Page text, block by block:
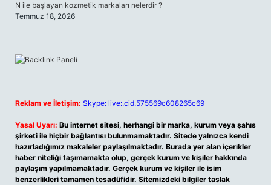
N ile başlayan kozmetik markaları nelerdir ?
Temmuz 18, 2026
Reklam ve İletişim: Skype: live:.cid.575569c608265c69
Yasal Uyarı: Bu internet sitesi, herhangi bir marka, kurum veya şahıs
şirketi ile hiçbir bağlantısı bulunmamaktadır. Sitede yalnızca kendi
hazırladığımız makaleler paylaşılmaktadır. Burada yer alan içerikler
haber niteliği taşımamakta olup, gerçek kurum ve kişiler hakkında
paylaşım yapılmamaktadır. Gerçek kurum ve kişiler ile isim
benzerlikleri tamamen tesadüfidir. Sitemizdeki bilgiler taslak